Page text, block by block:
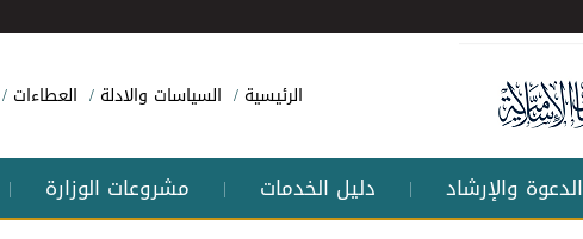
الرئيسية السياسات والادلة العطاءات
الدعوة والإرشاد | دليل الخدمات | مشروعات الوزارة |